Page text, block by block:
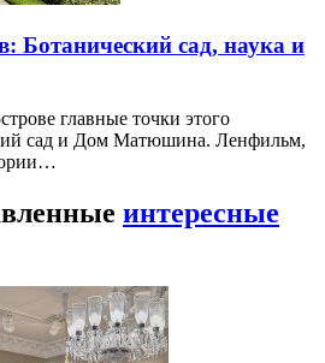
Ботанический сад, наука и
главные точки этого
сад и Дом Матюшина. Ленфильм,
интересные